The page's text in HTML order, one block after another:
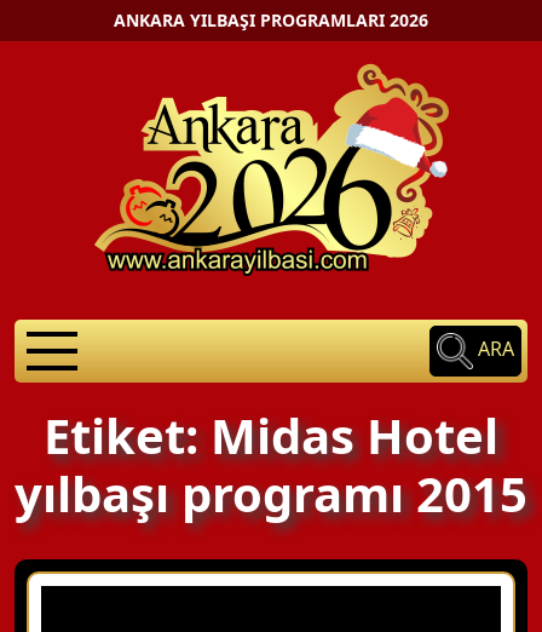
ANKARA YILBAŞI PROGRAMLARI 2026
ARA
Etiket: Midas Hotel
yılbaşı programı 2015